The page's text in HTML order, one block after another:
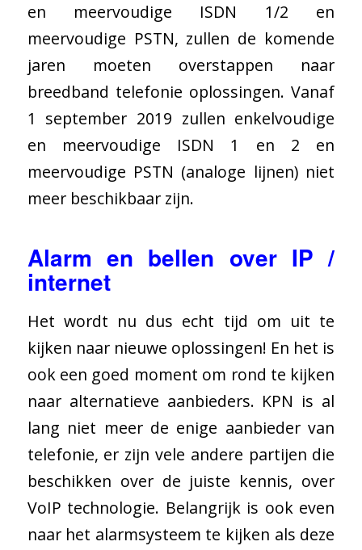
en meervoudige ISDN 1/2 en
meervoudige PSTN, zullen de komende
jaren moeten overstappen naar
breedband telefonie oplossingen. Vanaf
1 september 2019 zullen enkelvoudige
en meervoudige ISDN 1 en 2 en
meervoudige PSTN (analoge lijnen) niet
meer beschikbaar zijn.
Alarm en bellen over IP /
internet
Het wordt nu dus echt tijd om uit te
kijken naar nieuwe oplossingen! En het is
ook een goed moment om rond te kijken
naar alternatieve aanbieders. KPN is al
lang niet meer de enige aanbieder van
telefonie, er zijn vele andere partijen die
beschikken over de juiste kennis, over
VoIP technologie. Belangrijk is ook even
naar het alarmsysteem te kijken als deze